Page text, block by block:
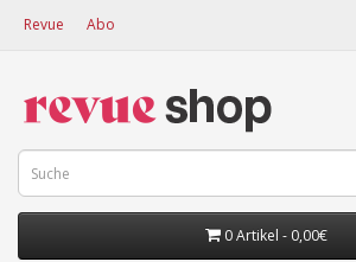
Revue Abo
0 Artikel - 0,00€